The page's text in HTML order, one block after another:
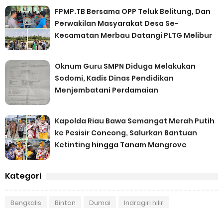
FPMP.TB Bersama OPP Teluk Belitung, Dan
Perwakilan Masyarakat Desa Se-
Kecamatan Merbau Datangi PLTG Melibur
Oknum Guru SMPN Diduga Melakukan
Sodomi, Kadis Dinas Pendidikan
Menjembatani Perdamaian
Kapolda Riau Bawa Semangat Merah Putih
ke Pesisir Concong, Salurkan Bantuan
Ketinting hingga Tanam Mangrove
Kategori
Bengkalis Bintan Dumai
Indragiri hilir